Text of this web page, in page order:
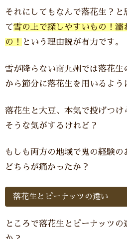
それにしてもなんで落花生？と
て雪の上で探しやすいもの！濡
の！
という理由説が有力です。
雪が降らない南九州では落花生
から節分に落花生を用いるよう
落花生と大豆、本気で投げつけ
そうな気がするけれど？
もしも両方の地域で鬼の経験の
どちらが痛かったか？
落花生とピーナッツの違い
ところで落花生とピーナッツの